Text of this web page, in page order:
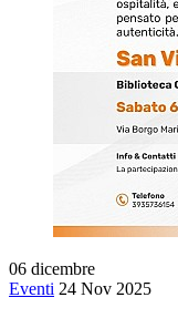
06 dicembre
Eventi 24 Nov 2025